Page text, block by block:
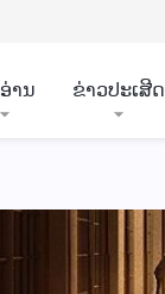
ານ ຂ່າວປະເສີດ